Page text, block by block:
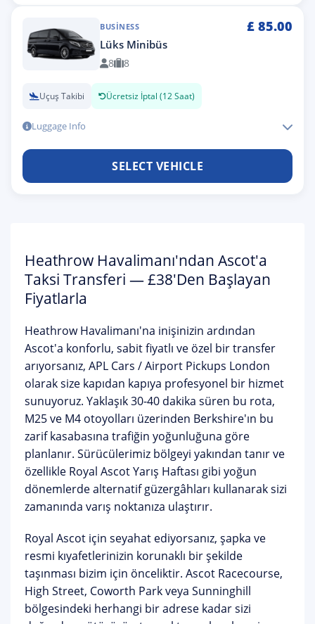
BUSINESS £ 85.00
Lüks Minibüs
8 8
Uçuş Takibi Ücretsiz İptal (12 Saat)
Luggage Info
SELECT VEHICLE
Heathrow Havalimanı'ndan Ascot'a
Taksi Transferi — £38'den Başlayan
Fiyatlarla
Heathrow Havalimanı'na inişinizin ardından
Ascot'a konforlu, sabit fiyatlı ve özel bir transfer
arıyorsanız, APL Cars / Airport Pickups London
olarak size kapıdan kapıya profesyonel bir hizmet
sunuyoruz. Yaklaşık 30-40 dakika süren bu rota,
M25 ve M4 otoyolları üzerinden Berkshire'ın bu
zarif kasabasına trafiğin yoğunluğuna göre
planlanır. Sürücülerimiz bölgeyi yakından tanır ve
özellikle Royal Ascot Yarış Haftası gibi yoğun
dönemlerde alternatif güzergâhları kullanarak sizi
zamanında varış noktanıza ulaştırır.
Royal Ascot için seyahat ediyorsanız, şapka ve
resmi kıyafetlerinizin korunaklı bir şekilde
taşınması bizim için önceliktir. Ascot Racecourse,
High Street, Coworth Park veya Sunninghill
bölgesindeki herhangi bir adrese kadar sizi